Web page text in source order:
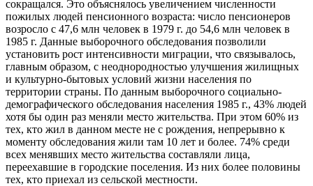
сокращался. Это объяснялось увеличением численности
пожилых людей пенсионного возраста: число пенсионеров
возросло с 47,6 млн человек в 1979 г. до 54,6 млн человек в
1985 г. Данные выборочного обследования позволили
установить рост интенсивности миграции, что связывалось,
главным образом, с неоднородностью улучшения жилищных
и культурно-бытовых условий жизни населения по
территории страны. По данным выборочного социально-
демографического обследования населения 1985 г., 43% людей
хотя бы один раз меняли место жительства. При этом 60% из
тех, кто жил в данном месте не с рождения, непрерывно к
моменту обследования жили там 10 лет и более. 74% среди
всех менявших место жительства составляли лица,
переехавшие в городские поселения. Из них более половины
тех, кто приехал из сельской местности.